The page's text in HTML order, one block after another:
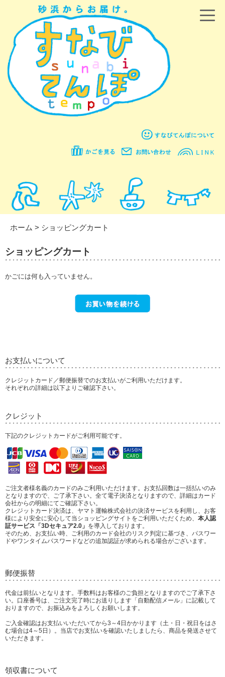
ホーム > ショッピングカート
ショッピングカート
かごには何も入っていません。
お支払いについて
クレジットカード／郵便振替でのお支払いがご利用いただけます。
それぞれの詳細は以下よりご確認下さい。
クレジット
下記のクレジットカードがご利用可能です。
ご注文者様名義のカードのみご利用いただけます。お支払回数は一括払いのみ
となりますので、ご了承下さい。全て電子決済となりますので、詳細はカード
会社からの明細にてご確認下さい。
クレジットカード決済は、ヤマト運輸株式会社の決済サービスを利用し、お客
様により安全に安心して当ショッピングサイトをご利用いただくため、 本人認
証サービス「3Dセキュア2.0」 を導入しております。
そのため、お支払い時、ご利用のカード会社のリスク判定に基づき、パスワー
ドやワンタイムパスワードなどの追加認証が求められる場合がございます。
郵便振替
代金は前払いとなります。手数料はお客様のご負担となりますのでご了承下さ
い。口座番号は、ご注文完了時にお送りします「自動配信メール」に記載して
おりますので、お振込みをよろしくお願いします。
ご入金確認はお支払いいただいてから3～4日かかります（土・日・祝日をはさ
む場合は4～5日）。当店でお支払いを確認いたしましたら、商品を発送させて
いただきます。
領収書について